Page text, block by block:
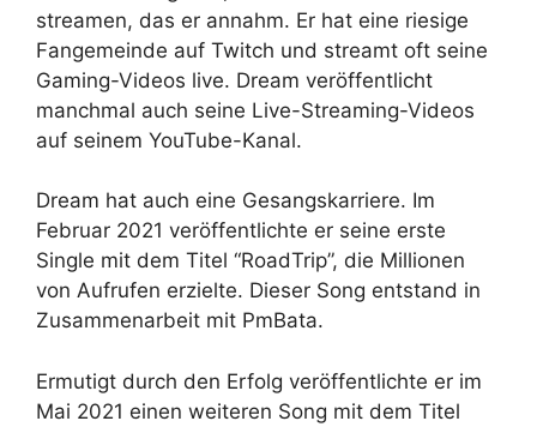
streamen, das er annahm. Er hat eine riesige
Fangemeinde auf Twitch und streamt oft seine
Gaming-Videos live. Dream veröffentlicht
manchmal auch seine Live-Streaming-Videos
auf seinem YouTube-Kanal.
Dream hat auch eine Gesangskarriere. Im
Februar 2021 veröffentlichte er seine erste
Single mit dem Titel “RoadTrip”, die Millionen
von Aufrufen erzielte. Dieser Song entstand in
Zusammenarbeit mit PmBata.
Ermutigt durch den Erfolg veröffentlichte er im
Mai 2021 einen weiteren Song mit dem Titel